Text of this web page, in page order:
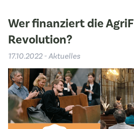
Wer finanziert die
Revolution?
17.10.2022 - Aktuelles